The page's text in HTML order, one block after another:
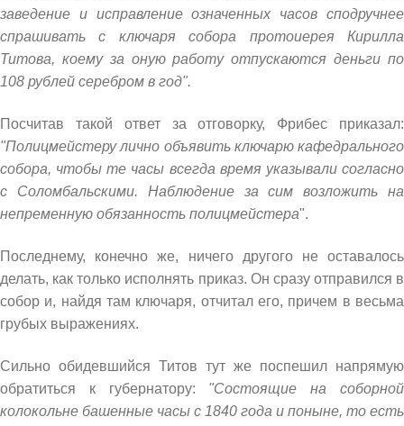
заведение и исправление означенных часов сподручнее
спрашивать с ключаря собора протоиерея Кирилла
Титова, коему за оную работу отпускаются деньги по
108 рублей серебром в год".
Посчитав такой ответ за отговорку, Фрибес приказал:
"Полицмейстеру лично объявить ключарю кафедрального
собора, чтобы те часы всегда время указывали согласно
с Соломбальскими. Наблюдение за сим возложить на
непременную обязанность полицмейстера".
Последнему, конечно же, ничего другого не оставалось
делать, как только исполнять приказ. Он сразу отправился в
собор и, найдя там ключаря, отчитал его, причем в весьма
грубых выражениях.
Сильно обидевшийся Титов тут же поспешил напрямую
обратиться к губернатору: "Состоящие на соборной
колокольне башенные часы с 1840 года и поныне, то есть